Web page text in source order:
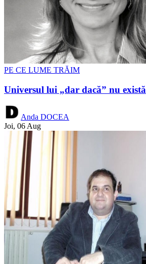
PE CE LUME TRĂIM
Universul lui „dar dacă” nu există
Anda DOCEA
Joi, 06 Aug